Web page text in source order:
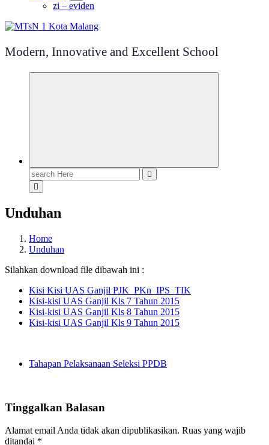
zi – eviden
Modern, Innovative and Excellent School
Search
for:
Unduhan
Home
Unduhan
Silahkan download file dibawah ini :
Kisi Kisi UAS Ganjil PJK_PKn_IPS_TIK
Kisi-kisi UAS Ganjil Kls 7 Tahun 2015
Kisi-kisi UAS Ganjil Kls 8 Tahun 2015
Kisi-kisi UAS Ganjil Kls 9 Tahun 2015
Tahapan Pelaksanaan Seleksi PPDB
Tinggalkan Balasan
Alamat email Anda tidak akan dipublikasikan. Ruas yang wajib
ditandai *